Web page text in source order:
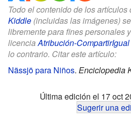
Todo el contenido de los artículos
Kiddle (incluidas las imágenes)
libremente para fines personales
licenciaAtribución-CompartirIgual
lo contrario. Citar este artículo:
Nässjö para Niños. Enciclopedia
Última edición el 17 oct
Sugerir una